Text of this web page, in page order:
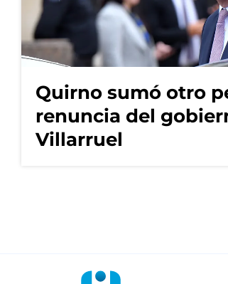
Quirno sumó otro
renuncia del
Villarruel